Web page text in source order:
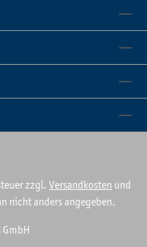
zzgl. Versandkosten und
nicht anders angegeben.